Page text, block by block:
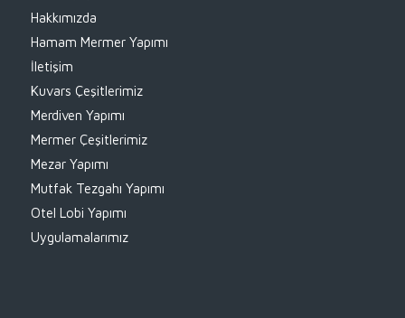
Hakkımızda
Hamam Mermer Yapımı
İletişim
Kuvars Çeşitlerimiz
Merdiven Yapımı
Mermer Çeşitlerimiz
Mezar Yapımı
Mutfak Tezgahı Yapımı
Otel Lobi Yapımı
Uygulamalarımız